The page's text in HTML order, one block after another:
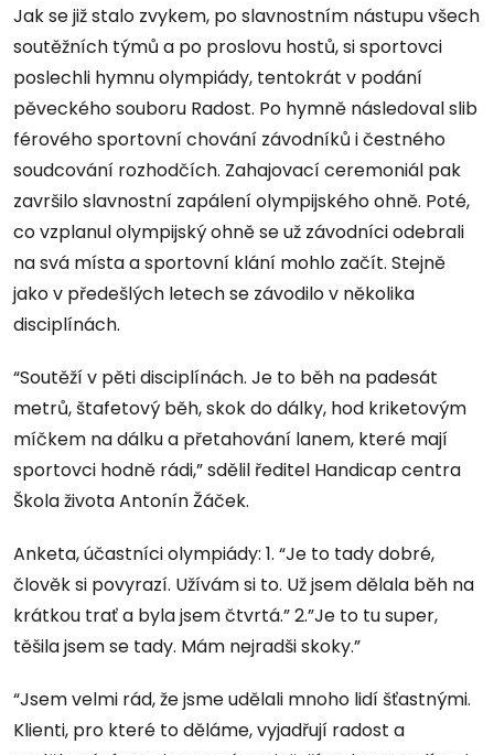
Jak se již stalo zvykem, po slavnostním nástupu všech
soutěžních týmů a po proslovu hostů, si sportovci
poslechli hymnu olympiády, tentokrát v podání
pěveckého souboru Radost. Po hymně následoval slib
férového sportovní chování závodníků i čestného
soudcování rozhodčích. Zahajovací ceremoniál pak
završilo slavnostní zapálení olympijského ohně. Poté,
co vzplanul olympijský ohně se už závodníci odebrali
na svá místa a sportovní klání mohlo začít. Stejně
jako v předešlých letech se závodilo v několika
disciplínách.
“Soutěží v pěti disciplínách. Je to běh na padesát
metrů, štafetový běh, skok do dálky, hod kriketovým
míčkem na dálku a přetahování lanem, které mají
sportovci hodně rádi,” sdělil ředitel Handicap centra
Škola života Antonín Žáček.
Anketa, účastníci olympiády: 1. “Je to tady dobré,
člověk si povyrazí. Užívám si to. Už jsem dělala běh na
krátkou trať a byla jsem čtvrtá.” 2.”Je to tu super,
těšila jsem se tady. Mám nejradši skoky.”
“Jsem velmi rád, že jsme udělali mnoho lidí šťastnými.
Klienti, pro které to děláme, vyjadřují radost a